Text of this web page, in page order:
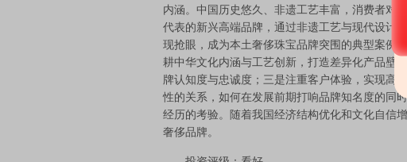
内涵。中国历史悠久、非遗工艺丰富，消费者对
代表的新兴高端品牌，通过非遗工艺与现代设计
现抢眼，成为本土奢侈珠宝品牌突围的典型案例
耕中华文化内涵与工艺创新，打造差异化产品壁
牌认知度与忠诚度；三是注重客户体验，实现高
性的关系，如何在发展前期打响品牌知名度的同
经历的考验。随着我国经济结构优化和文化自信
奢侈品牌。